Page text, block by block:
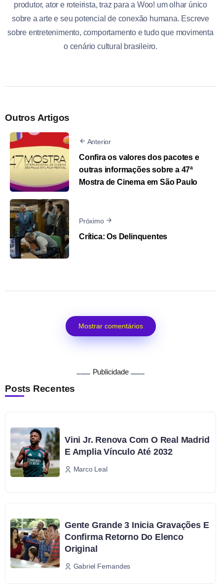
produtor, ator e roteirista, traz para a Woo! um olhar único
sobre a arte e seu potencial de conexão humana. Escreve
sobre entretenimento, comportamento e tudo que movimenta
o cenário cultural brasileiro.
Outros Artigos
Anterior
Confira os valores dos pacotes e
outras informações sobre a 47ª
Mostra de Cinema em São Paulo
Próximo
Crítica: Os Delinquentes
Mostrar comentários
Publicidade
Posts Recentes
Vini Jr. Renova Com O Real Madrid
E Amplia Vínculo Até 2032
Marco Leal
Gente Grande 3 Inicia Gravações E
Confirma Retorno Do Elenco
Original
Gabriel Fernandes